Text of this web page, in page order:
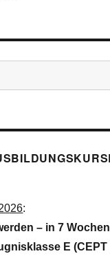
Contest-
–
:
– in 7
E